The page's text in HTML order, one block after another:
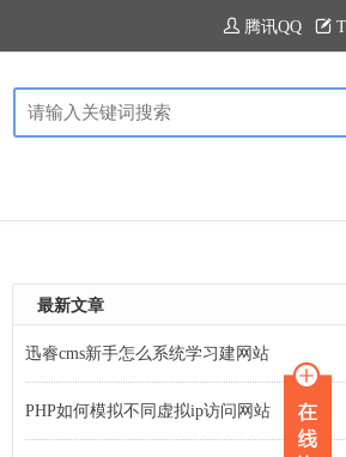
腾讯QQ
最新文章
迅睿cms新手怎么系统学习建网站
PHP如何模拟不同虚拟ip访问网站